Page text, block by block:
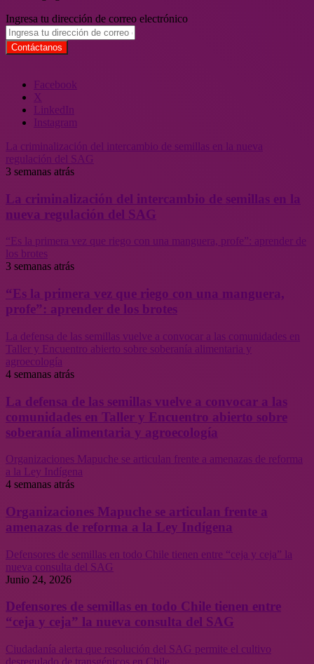
Ingresa tu dirección de correo electrónico
Facebook
X
LinkedIn
Instagram
La criminalización del intercambio de semillas en la nueva
regulación del SAG
3 semanas atrás
La criminalización del intercambio de semillas en la
nueva regulación del SAG
“Es la primera vez que riego con una manguera, profe”: aprender de
los brotes
3 semanas atrás
“Es la primera vez que riego con una manguera,
profe”: aprender de los brotes
La defensa de las semillas vuelve a convocar a las comunidades en
Taller y Encuentro abierto sobre soberanía alimentaria y
agroecología
4 semanas atrás
La defensa de las semillas vuelve a convocar a las
comunidades en Taller y Encuentro abierto sobre
soberanía alimentaria y agroecología
Organizaciones Mapuche se articulan frente a amenazas de reforma
a la Ley Indígena
4 semanas atrás
Organizaciones Mapuche se articulan frente a
amenazas de reforma a la Ley Indígena
Defensores de semillas en todo Chile tienen entre “ceja y ceja” la
nueva consulta del SAG
Junio 24, 2026
Defensores de semillas en todo Chile tienen entre
“ceja y ceja” la nueva consulta del SAG
Ciudadanía alerta que resolución del SAG permite el cultivo
desregulado de transgénicos en Chile